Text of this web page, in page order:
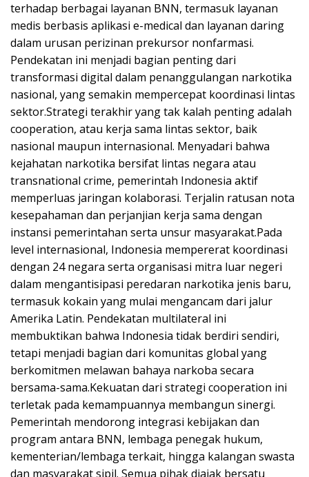
terhadap berbagai layanan BNN, termasuk layanan
medis berbasis aplikasi e-medical dan layanan daring
dalam urusan perizinan prekursor nonfarmasi.
Pendekatan ini menjadi bagian penting dari
transformasi digital dalam penanggulangan narkotika
nasional, yang semakin mempercepat koordinasi lintas
sektor.Strategi terakhir yang tak kalah penting adalah
cooperation, atau kerja sama lintas sektor, baik
nasional maupun internasional. Menyadari bahwa
kejahatan narkotika bersifat lintas negara atau
transnational crime, pemerintah Indonesia aktif
memperluas jaringan kolaborasi. Terjalin ratusan nota
kesepahaman dan perjanjian kerja sama dengan
instansi pemerintahan serta unsur masyarakat.Pada
level internasional, Indonesia mempererat koordinasi
dengan 24 negara serta organisasi mitra luar negeri
dalam mengantisipasi peredaran narkotika jenis baru,
termasuk kokain yang mulai mengancam dari jalur
Amerika Latin. Pendekatan multilateral ini
membuktikan bahwa Indonesia tidak berdiri sendiri,
tetapi menjadi bagian dari komunitas global yang
berkomitmen melawan bahaya narkoba secara
bersama-sama.Kekuatan dari strategi cooperation ini
terletak pada kemampuannya membangun sinergi.
Pemerintah mendorong integrasi kebijakan dan
program antara BNN, lembaga penegak hukum,
kementerian/lembaga terkait, hingga kalangan swasta
dan masyarakat sipil. Semua pihak diajak bersatu